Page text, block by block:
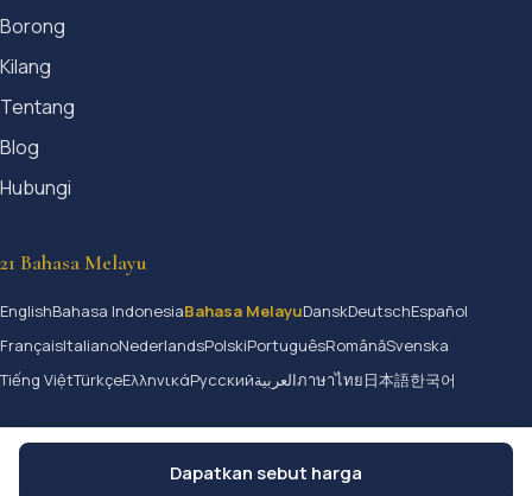
Dapatkan sebut harga
Borong
Kilang
Tentang
Blog
Hubungi
21 Bahasa Melayu
EnglishBahasa IndonesiaBahasa MelayuDanskDeutschEspañol
FrançaisItalianoNederlandsPolskiPortuguêsRomânăSvenska
Tiếng ViệtTürkçeΕλληνικάРусскийالعربيةภาษาไทย日本語한국어
© 2026 Jangmijewelry